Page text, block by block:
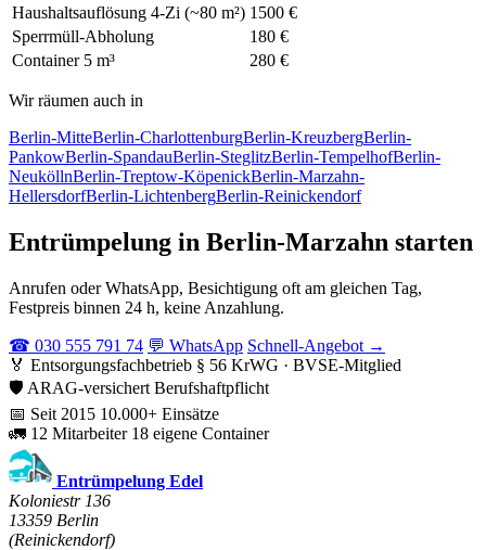
Haushaltsauflösung 4-Zi (~80 m²) 1500 €
Sperrmüll-Abholung
180 €
Container 5 m³
280 €
Wir räumen auch in
Berlin-MitteBerlin-CharlottenburgBerlin-KreuzbergBerlin-
PankowBerlin-SpandauBerlin-SteglitzBerlin-TempelhofBerlin-
NeuköllnBerlin-Treptow-KöpenickBerlin-Marzahn-
HellersdorfBerlin-LichtenbergBerlin-Reinickendorf
Entrümpelung in Berlin-Marzahn starten
Anrufen oder WhatsApp, Besichtigung oft am gleichen Tag,
Festpreis binnen 24 h, keine Anzahlung.
☎ 030 555 791 74 💬 WhatsApp Schnell-Angebot →
🏅 Entsorgungsfachbetrieb § 56 KrWG · BVSE-Mitglied
🛡️ ARAG-versichert Berufshaftpflicht
📅 Seit 2015 10.000+ Einsätze
🚛 12 Mitarbeiter 18 eigene Container
Entrümpelung Edel
Koloniestr 136
13359 Berlin
(Reinickendorf)